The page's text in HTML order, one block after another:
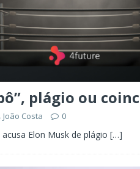
plágio ou
João Costa 0
acusa Elon Musk de plágio[…]